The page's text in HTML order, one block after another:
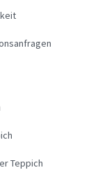
Teppich